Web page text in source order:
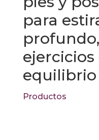
para
equilibrio
Productos